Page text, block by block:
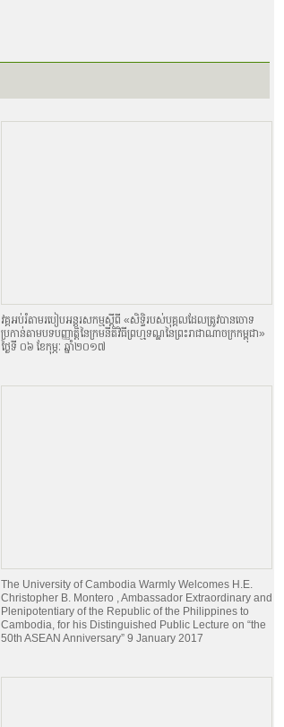
វគ្គអប់រំតាមរបៀបអន្តរសកម្មស្តីពី «សិទិ្ធរបស់បុគ្គលដែលត្រូវបានចោទ
ប្រកាន់តាមបទបញ្ញាតិ្តនៃក្រមនីតិវិធីព្រហ្មទណ្ឌនៃព្រះរាជាណាចក្រកម្ពុជា»
ថ្ងៃទី ០៦ ខែកុម្ភៈ ឆ្នាំ២០១៧
The University of Cambodia Warmly Welcomes H.E.
Christopher B. Montero , Ambassador Extraordinary and
Plenipotentiary of the Republic of the Philippines to
Cambodia, for his Distinguished Public Lecture on “the
50th ASEAN Anniversary” 9 January 2017